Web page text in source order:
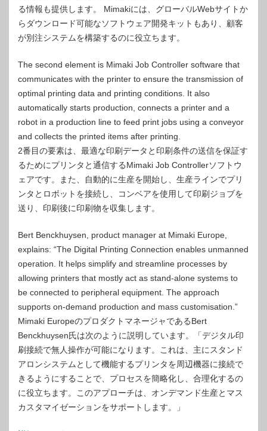
る情報も提供します。 Mimakiには、グローバルWebサイトか
らダウンロード可能なソフトウェア開発キットもあり、顧客
が別注システムを構築するのに役立ちます。
The second element is Mimaki Job Controller software that
communicates with the printer to ensure the transmission of
optimal printing data and printing conditions. It also
automatically starts production, connects a printer and a
robot in a production line to feed print jobs using a conveyor
and collects the printed items after printing.
2番目の要素は、最適な印刷データと印刷条件の送信を保証す
るためにプリンタと通信するMimaki Job Controllerソフトウ
ェアです。また、自動的に生産を開始し、生産ラインでプリ
ンタとロボットを接続し、コンベアを使用して印刷ジョブを
送り、印刷後に印刷物を収集します。
Bert Benckhuysen, product manager at Mimaki Europe,
explains: “The Digital Printing Connection enables unmanned
operation. It helps simplify and streamline processes by
allowing printers that mostly act as stand-alone systems to
be connected to peripheral equipment. The approach
supports on-demand production and mass customisation.”
Mimaki EuropeのプロダクトマネージャであるBert
Benckhuysen氏は次のように説明しています。「デジタル印
刷接続で無人操作が可能になります。これは、主にスタンド
アロンシステムとして機能するプリンタを周辺機器に接続で
きるようにすることで、プロセスを簡略化し、合理化するの
に役立ちます。このアプローチは、オンデマンド生産とマス
カスタマイゼーションをサポートします。」